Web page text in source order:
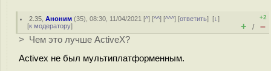
2.35 ,Аноним (35), 08:30, 11/04/2021 [^] [^^] [^^^] [ответить][↓]
[к модератору]
+2
+ / –
> Чем это лучше ActiveX?
Activex не был мультиплатформенным.